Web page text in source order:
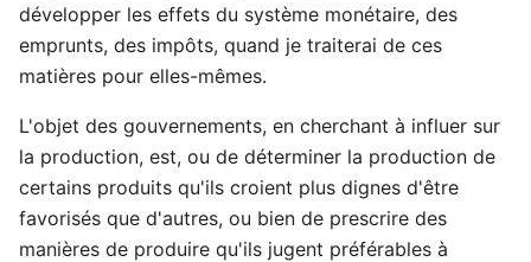
développer les effets du système monétaire, des
emprunts, des impôts, quand je traiterai de ces
matières pour elles-mêmes.
L'objet des gouvernements, en cherchant à influer sur
la production, est, ou de déterminer la production de
certains produits qu'ils croient plus dignes d'être
favorisés que d'autres, ou bien de prescrire des
manières de produire qu'ils jugent préférables à